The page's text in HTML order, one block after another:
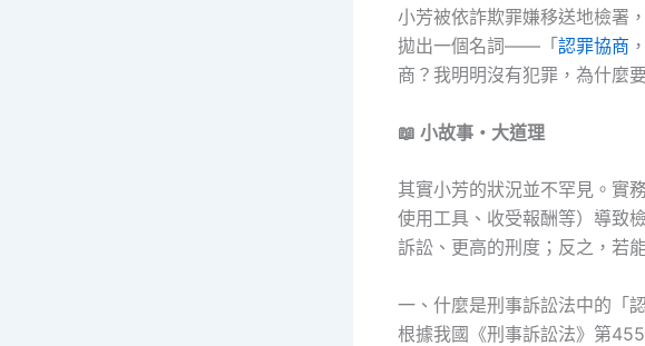
小芳被依詐欺罪嫌移送地檢署
拋出一個名詞——「 認罪協商
商？我明明沒有犯罪，為什麼要
📖 小故事・大道理
其實小芳的狀況並不罕見。實
使用工具、收受報酬等）導致
訴訟、更高的刑度；反之，若
一、什麼是刑事訴訟法中的「
根據我國《刑事訴訟法》第